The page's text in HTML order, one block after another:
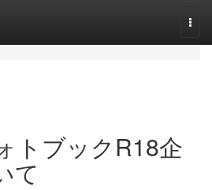
トブックR18企
て